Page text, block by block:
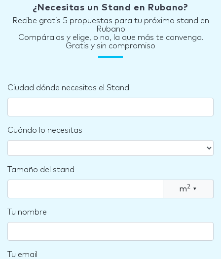
¿Necesitas un Stand en Rubano?
Recibe gratis 5 propuestas para tu próximo stand en
Rubano
Compáralas y elige, o no, la que más te convenga.
Gratis y sin compromiso
Ciudad dónde necesitas el Stand
Cuándo lo necesitas
Tamaño del stand
m2 ▾
Tu nombre
Tu email